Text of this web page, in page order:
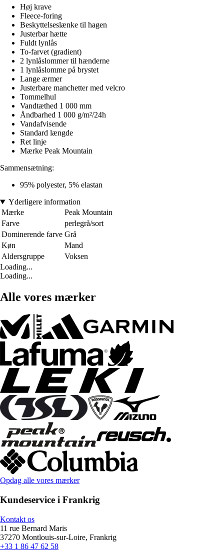
Høj krave
Fleece-foring
Beskyttelseslænke til hagen
Justerbar hætte
Fuldt lynlås
To-farvet (gradient)
2 lynlåslommer til hænderne
1 lynlåslomme på brystet
Lange ærmer
Justerbare manchetter med velcro
Tommelhul
Vandtæthed 1 000 mm
Åndbarhed 1 000 g/m²/24h
Vandafvisende
Standard længde
Ret linje
Mærke Peak Mountain
Sammensætning:
95% polyester, 5% elastan
Yderligere information
Mærke
Peak Mountain
Farve
perlegrå/sort
Dominerende farve Grå
Køn
Mand
Aldersgruppe
Voksen
Loading...
Loading...
Alle vores mærker
Opdag alle vores mærker
Kundeservice i Frankrig
Kontakt os
11 rue Bernard Maris
37270 Montlouis-sur-Loire, Frankrig
+33 1 86 47 62 58